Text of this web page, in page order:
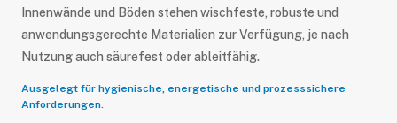
Innenwände und Böden stehen wischfeste, robuste und
anwendungsgerechte Materialien zur Verfügung, je nach
Nutzung auch säurefest oder ableitfähig.
Ausgelegt für hygienische, energetische und prozesssichere
Anforderungen.